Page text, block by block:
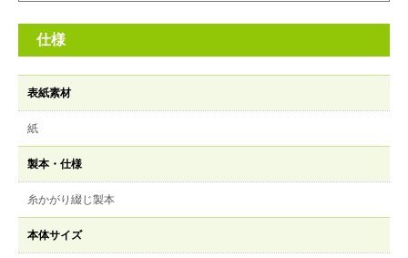
仕様
表紙素材
紙
製本・仕様
糸かがり綴じ製本
本体サイズ